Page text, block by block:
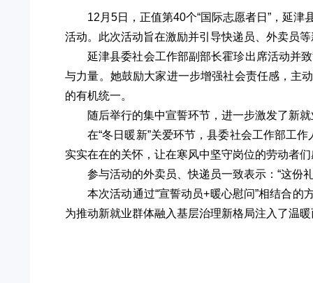
12月5日，正值第40个“国际志愿者日”，延
活动。此次活动旨在激励并引导快递员、外卖员
延津县委社会工作部副部长霍珍出席活动并
与力量。她鼓励大家进一步增强社会责任感，主
的有机统一。
随后举行的集中宣誓环节，进一步激发了新
在“冬日暖新”关爱环节，县委社会工作部工
实实在在的关怀，让在寒风中坚守岗位的劳动者
参与活动的外卖员、快递员一致表示：“这份
本次活动通过“宣誓动员+暖心慰问”相结合
为推动新就业群体融入基层治理新格局注入了温